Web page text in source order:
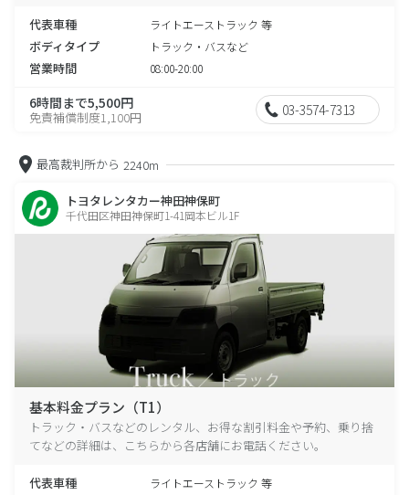
代表車種 ライトエーストラック 等
ボディタイプ トラック・バスなど
営業時間 08:00-20:00
6時間まで5,500円
免責補償制度1,100円 03-3574-7313
最高裁判所から 2240m
トヨタレンタカー神田神保町
千代田区神田神保町1-41岡本ビル1F
基本料金プラン（T1）
トラック・バスなどのレンタル、お得な割引料金や予約、乗り捨
てなどの詳細は、こちらから各店舗にお電話ください。
代表車種 ライトエーストラック 等